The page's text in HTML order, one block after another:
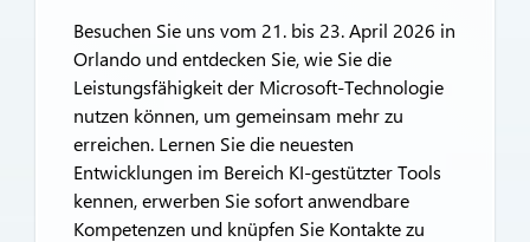
Besuchen Sie uns vom 21. bis 23. April 2026 in
Orlando und entdecken Sie, wie Sie die
Leistungsfähigkeit der Microsoft-Technologie
nutzen können, um gemeinsam mehr zu
erreichen. Lernen Sie die neuesten
Entwicklungen im Bereich KI-gestützter Tools
kennen, erwerben Sie sofort anwendbare
Kompetenzen und knüpfen Sie Kontakte zu